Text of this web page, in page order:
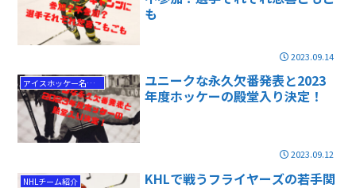
も
2023.09.14
アイスホッケー名選手
ユニークな永久欠番発表と2023
年度ホッケーの殿堂入り決定！
2023.09.12
NHLチーム紹介
KHLで戦うフライヤーズの若手関